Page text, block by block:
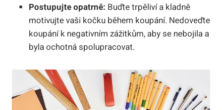
Postupujte opatrně: Buďte trpěliví a kladně
motivujte vaši kočku během koupání. Nedoveďte
koupání k negativním zážitkům, aby se nebojila a
byla ochotná spolupracovat.